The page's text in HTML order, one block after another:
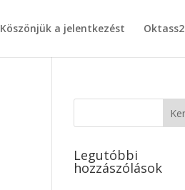
Köszönjük a jelentkezést Oktass2
Legutóbbi
hozzászólások